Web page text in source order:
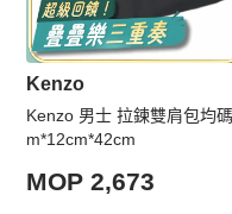
Kenzo
Kenzo 男士 拉鍊雙肩包均
m*12cm*42cm
MOP 2,673